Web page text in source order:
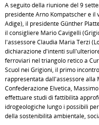
A seguito della riunione del 9
presidente Arno Kompatscher e
Adige), il presidente Günther
il consigliere Mario Cavigelli
l'assessore Claudia Maria Terzi
dichiarazione d'intenti
ferroviari nel triangolo retico a
Scuol nei Grigioni, il primo
rappresentata dall'assessore alla
Confederazione Elvetica,
effettuare studi di fattibilità
idrogeologiche lungo i possibili
della sostenibilità ambientale,